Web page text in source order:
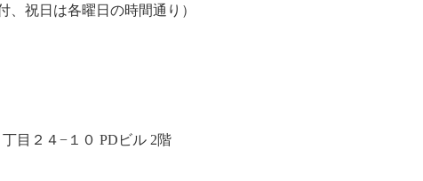
、祝日は各曜日の時間通り）
目２４−１０ PDビル 2階